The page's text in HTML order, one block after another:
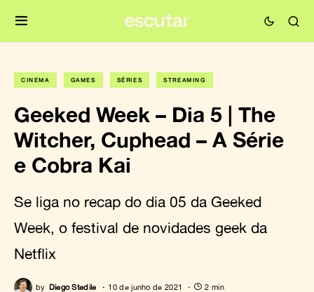
CINEMA GAMES SÉRIES STREAMING
Geeked Week – Dia 5 | The
Witcher, Cuphead – A Série
e Cobra Kai
Se liga no recap do dia 05 da Geeked
Week, o festival de novidades geek da
Netflix
by Diego Stedile 10 de junho de 2021 2 min